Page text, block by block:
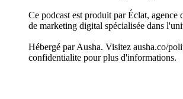
Ce podcast est produit par Éclat, agence
de marketing digital spécialisée dans
Hébergé par Ausha. Visitez ausha.co/
confidentialite pour plus d'informations.